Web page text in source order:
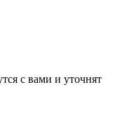
с вами и уточнят